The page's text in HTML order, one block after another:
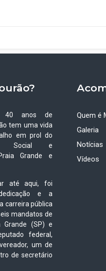
40 anos de
tem uma vida
em prol do
Social e
Grande e
até aqui, foi
e a
carreira pública
mandatos de
Grande (SP) e
federal,
um de
de secretário
Quem é
Galeria
Notícias
Vídeos